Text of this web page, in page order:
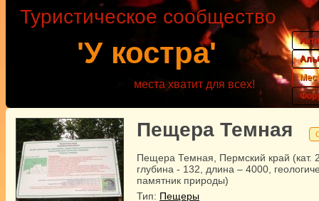
'У костра'
Туристическое сообщество
места хватит для всех!
Пещера Темная
Пещера Темная, Пермский край (кат.
глубина - 132, длина – 4000,
памятник природы)
Тип: Пещеры